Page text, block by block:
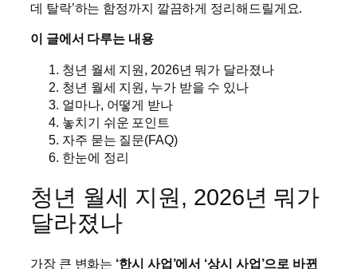
데 탈락’하는 함정까지 깔끔하게 정리해드릴게요.
이 글에서 다루는 내용
청년 월세 지원, 2026년 뭐가 달라졌나
청년 월세 지원, 누가 받을 수 있나
얼마나, 어떻게 받나
놓치기 쉬운 포인트
자주 묻는 질문(FAQ)
한눈에 정리
청년 월세 지원, 2026년 뭐가
달라졌나
가장 큰 변화는 ‘한시 사업’에서 ‘상시 사업’으로 바뀐